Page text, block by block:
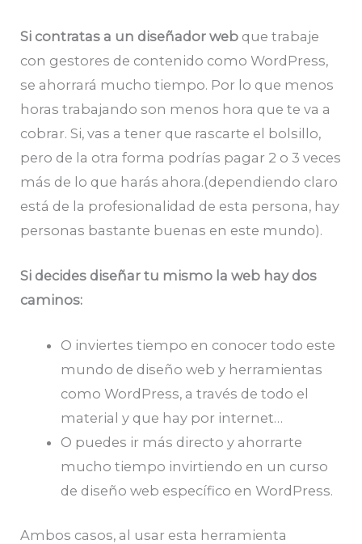
Si contratas a un diseñador web que trabaje
con gestores de contenido como WordPress,
se ahorrará mucho tiempo. Por lo que menos
horas trabajando son menos hora que te va a
cobrar. Si, vas a tener que rascarte el bolsillo,
pero de la otra forma podrías pagar 2 o 3 veces
más de lo que harás ahora.(dependiendo claro
está de la profesionalidad de esta persona, hay
personas bastante buenas en este mundo).
Si decides diseñar tu mismo la web hay dos
caminos:
O inviertes tiempo en conocer todo este
mundo de diseño web y herramientas
como WordPress, a través de todo el
material y que hay por internet…
O puedes ir más directo y ahorrarte
mucho tiempo invirtiendo en un curso
de diseño web específico en WordPress.
Ambos casos, al usar esta herramienta